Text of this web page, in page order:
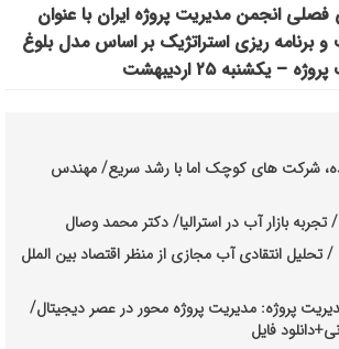
انجمن مدیریت پروژه ایران با عنوان
برنامه ریزی استراتژیک بر اساس مدل بلوغ
– یکشنبه ۲۵ اردیبهشت
شرکت های کوچک اما با رشد سریع/ مهندس
بازار آب در استرالیا/ دکتر محمد وصال
انتقادی آب مجازی از منظر اقتصاد بین الملل
پروژه: مدیریت پروژه محور در عصر دیجیتال/
فایل